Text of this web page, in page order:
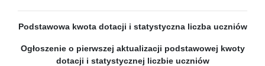
Podstawowa kwota dotacji i statystyczna liczba uczniów
Ogłoszenie o pierwszej aktualizacji podstawowej kwoty
dotacji i statystycznej liczbie uczniów